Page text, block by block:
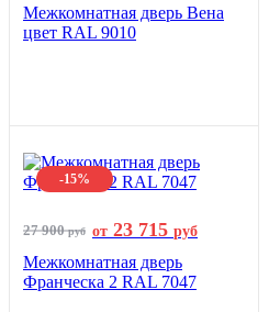
Межкомнатная дверь Вена
цвет RAL 9010
-15%
27 900руб от 23 715 руб
Межкомнатная дверь
Франческа 2 RAL 7047